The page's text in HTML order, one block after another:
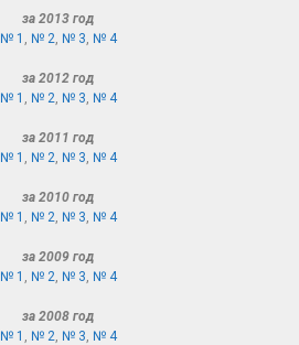
за 2013 год
№ 1
№ 2 № 3 № 4
за 2012 год
№ 1
№ 2 № 3 № 4
за 2011 год
№ 1
№ 2 № 3 № 4
за 2010 год
№ 1
№ 2 № 3 № 4
за 2009 год
№ 1
№ 2 № 3 № 4
за 2008 год
№ 1
№ 2 № 3 № 4